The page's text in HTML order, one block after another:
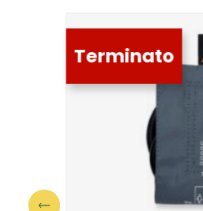
Terminato